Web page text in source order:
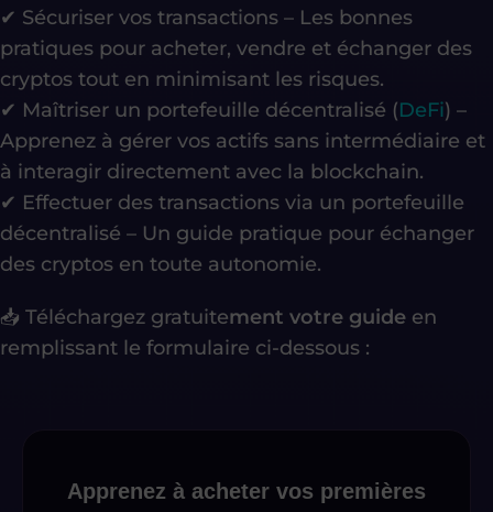
✔ Sécuriser vos transactions – Les bonnes
pratiques pour acheter, vendre et échanger des
cryptos tout en minimisant les risques.
✔ Maîtriser un portefeuille décentralisé (DeFi) –
Apprenez à gérer vos actifs sans intermédiaire et
à interagir directement avec la blockchain.
✔ Effectuer des transactions via un portefeuille
décentralisé – Un guide pratique pour échanger
des cryptos en toute autonomie.
📥 Téléchargez gratuitement votre guide en
remplissant le formulaire ci-dessous :